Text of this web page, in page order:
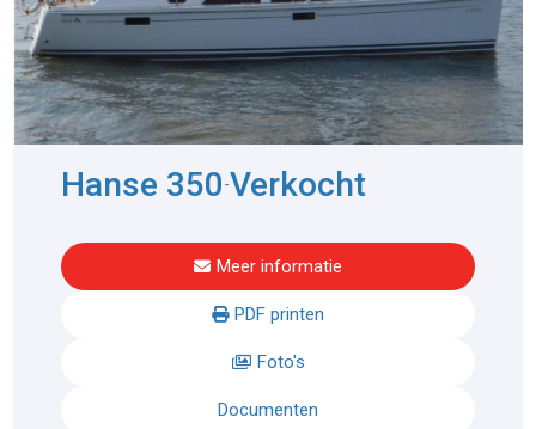
Hanse 350-Verkocht
Meer informatie
PDF printen
Foto's
Documenten